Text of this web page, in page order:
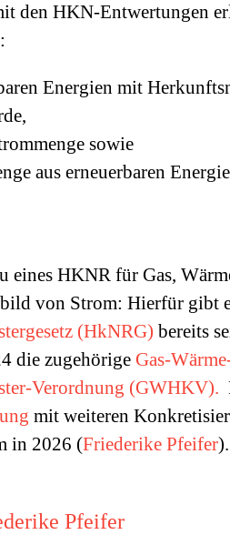
den HKN-Entwertungen
Energien mit
sowie
aus erneuerbaren
eines HKNR für Gas,
von Strom: Hierfür gibt
(HkNRG) bereits
die zugehörige Gas-
Verordnung (GWHKV).
mit weiteren
in 2026 (Friederike Pfeifer).
Pfeifer